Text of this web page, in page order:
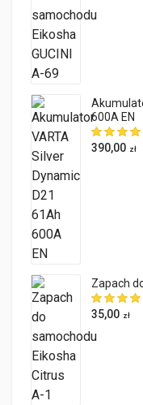
600A EN
390,00 zł
Zapach
35,00 zł